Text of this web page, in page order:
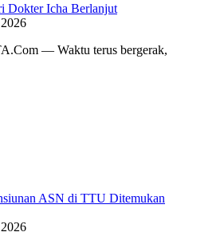
Dokter Icha Berlanjut
— Waktu terus bergerak,
ASN di TTU Ditemukan